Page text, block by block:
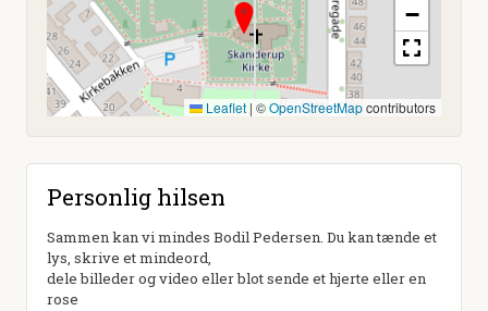
−
Leaflet | ©OpenStreetMapcontributors
Personlig hilsen
Sammen kan vi mindes Bodil Pedersen. Du kan tænde et
lys, skrive et mindeord,
dele billeder og video eller blot sende et hjerte eller en
rose